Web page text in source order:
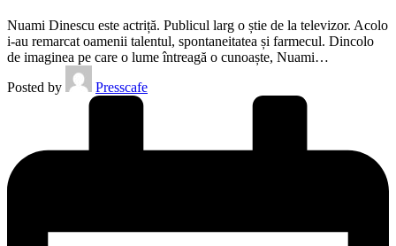
Nuami Dinescu este actriță. Publicul larg o știe de la televizor. Acolo
i-au remarcat oamenii talentul, spontaneitatea și farmecul. Dincolo
de imaginea pe care o lume întreagă o cunoaște, Nuami…
Posted by
Presscafe